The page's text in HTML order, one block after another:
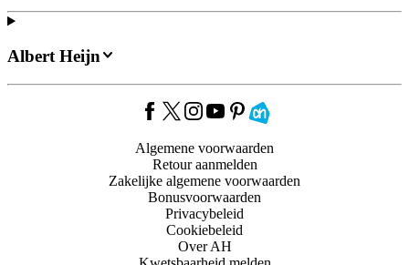
Albert Heijn
Algemene voorwaarden
Retour aanmelden
Zakelijke algemene voorwaarden
Bonusvoorwaarden
Privacybeleid
Cookiebeleid
Over AH